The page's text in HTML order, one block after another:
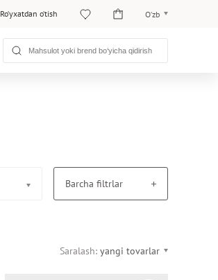
Ro‘yxatdan o‘tish O‘zb
Рус
Barcha filtrlar
Saralash: yangi tovarlar